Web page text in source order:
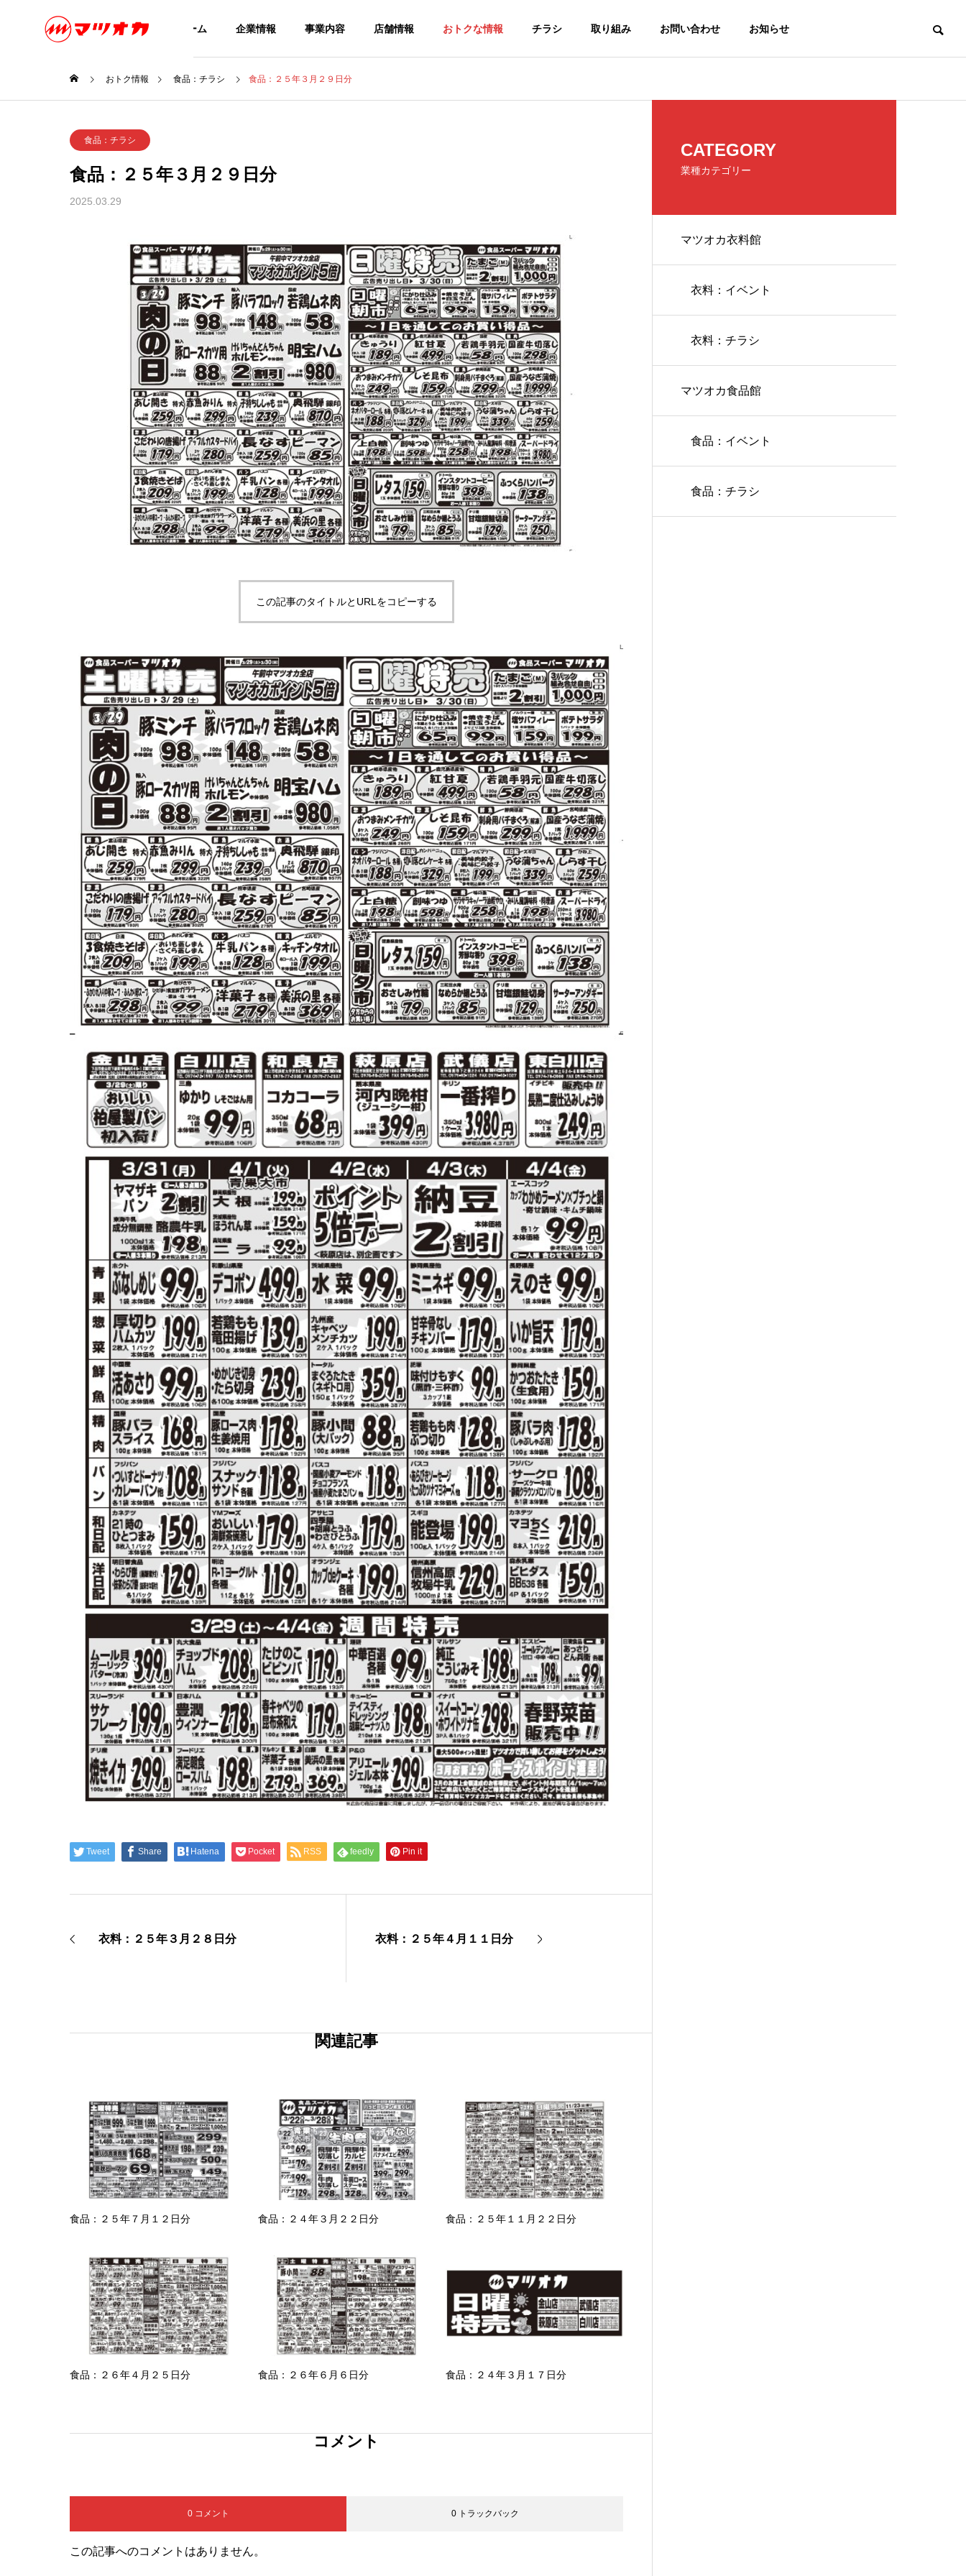
ホーム 企業情報 事業内容 店舗情報 おトクな情報 チラシ 取り組み お問い合わせ お知らせ
会社概要
CONTACT
お問い合わせ
HISTORY
沿革
PHILOSOPHY
企業理念
APPAREL
衣料品スーパー
OTOKU
おトクな情報
食品：２６年８月１日分 衣料：２６年７月３１日分 食品：２６年７月２５日分
おトク情報 食品：チラシ 食品：２５年３月２９日分
食品：チラシ
食品：２５年３月２９日分
2025.03.29
この記事のタイトルとURLをコピーする
Tweet Share Hatena Pocket RSS feedly Pin it
衣料：２５年３月２８日分 衣料：２５年４月１１日分
関連記事
食品：２５年７月１２日分 食品：２４年３月２２日分 食品：２５年１１月２２日分
食品：２６年４月２５日分 食品：２６年６月６日分 食品：２４年３月１７日分
コメント
0 コメント 0 トラックバック
この記事へのコメントはありません。
CATEGORY
業種カテゴリー
マツオカ衣料館
衣料：イベント
衣料：チラシ
マツオカ食品館
食品：イベント
食品：チラシ